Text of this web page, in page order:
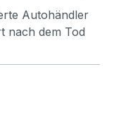
Autohändler
nach dem Tod